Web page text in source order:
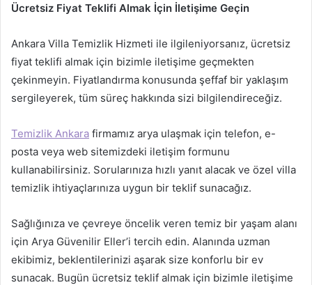
Ücretsiz Fiyat Teklifi Almak İçin İletişime Geçin
Ankara Villa Temizlik Hizmeti ile ilgileniyorsanız, ücretsiz
fiyat teklifi almak için bizimle iletişime geçmekten
çekinmeyin. Fiyatlandırma konusunda şeffaf bir yaklaşım
sergileyerek, tüm süreç hakkında sizi bilgilendireceğiz.
Temizlik Ankara firmamız arya ulaşmak için telefon, e-
posta veya web sitemizdeki iletişim formunu
kullanabilirsiniz. Sorularınıza hızlı yanıt alacak ve özel villa
temizlik ihtiyaçlarınıza uygun bir teklif sunacağız.
Sağlığınıza ve çevreye öncelik veren temiz bir yaşam alanı
için Arya Güvenilir Eller’i tercih edin. Alanında uzman
ekibimiz, beklentilerinizi aşarak size konforlu bir ev
sunacak. Bugün ücretsiz teklif almak için bizimle iletişime